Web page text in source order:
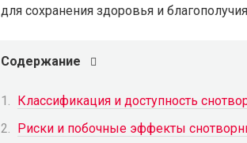
для сохранения здоровья и
Содержание
Классификация и доступность
Риски и побочные эффекты